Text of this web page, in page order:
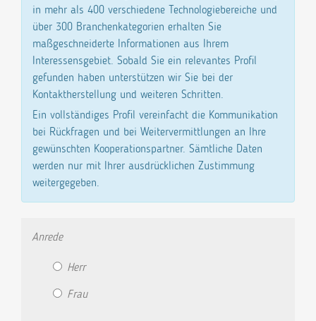
in mehr als 400 verschiedene Technologiebereiche und
über 300 Branchenkategorien erhalten Sie
maßgeschneiderte Informationen aus Ihrem
Interessensgebiet. Sobald Sie ein relevantes Profil
gefunden haben unterstützen wir Sie bei der
Kontaktherstellung und weiteren Schritten.
Ein vollständiges Profil vereinfacht die Kommunikation
bei Rückfragen und bei Weitervermittlungen an Ihre
gewünschten Kooperationspartner. Sämtliche Daten
werden nur mit Ihrer ausdrücklichen Zustimmung
weitergegeben.
Anrede
Herr
Frau